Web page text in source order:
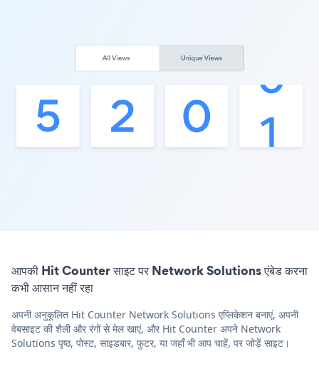
आपकी Hit Counter साइट पर Network Solutions एंबेड करना
कभी आसान नहीं रहा
अपनी अनुकूलित Hit Counter Network Solutions एप्लिकेशन बनाएं, अपनी
वेबसाइट की शैली और रंगों से मेल खाएं, और Hit Counter अपने Network
Solutions पृष्ठ, पोस्ट, साइडबार, फुटर, या जहाँ भी आप चाहें, पर जोड़ें साइट।